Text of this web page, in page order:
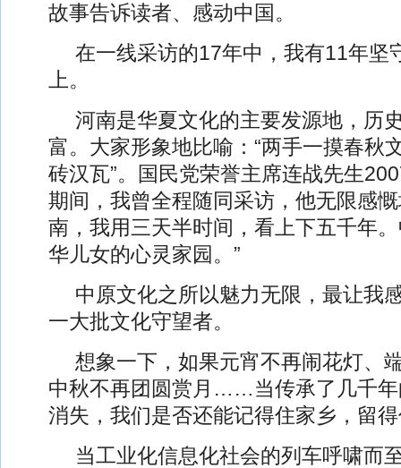
故事告诉读者、感动中国。
在一线采访的17年中，我有11年坚
上。
河南是华夏文化的主要发源地，历
富。大家形象地比喻：“两手一摸春秋
砖汉瓦”。国民党荣誉主席连战先生
期间，我曾全程随同采访，他无限感
南，我用三天半时间，看上下五千年
华儿女的心灵家园。”
中原文化之所以魅力无限，最让我
一大批文化守望者。
想象一下，如果元宵不再闹花灯、
中秋不再团圆赏月……当传承了几千年
消失，我们是否还能记得住家乡，留
当工业化信息化社会的列车呼啸而